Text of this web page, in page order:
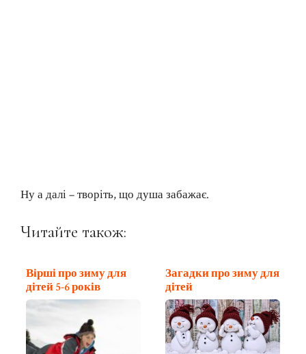
Ну а далі – творіть, що душа забажає.
Читайте також:
Вірші про зиму для
дітей 5-6 років
Загадки про зиму для
дітей